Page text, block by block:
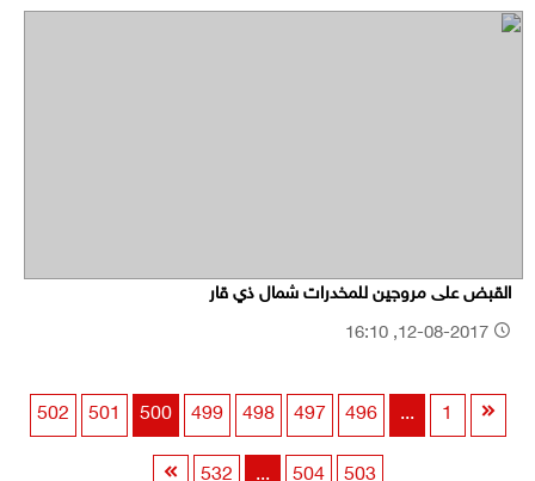
القبض على مروجين للمخدرات شمال ذي قار
1
...
496
497
498
499
500
501
502
503
504
...
532